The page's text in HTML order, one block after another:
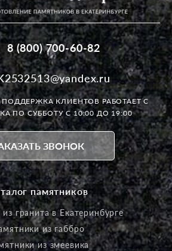
8 (800) 700-60-82
ПОДДЕРЖКА КЛИЕНТОВ РАБОТАЕТС
ПО СУББОТУ С 10:00 ДО 19:00
ЗВОНОК
памятников
гранита в Екатеринбурге
из габбро
из змеевика